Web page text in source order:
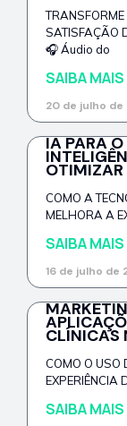
TRANSFORME
SATISFAÇÃO
🎧 Áudio do
SAIBA MAIS
20 de julho de
IA PARA
OTIMIZAR
COMO A
MELHORA A
SAIBA MAIS
16 de julho de
CLÍNICAS
COMO O USO
EXPERIÊNCIA
SAIBA MAIS